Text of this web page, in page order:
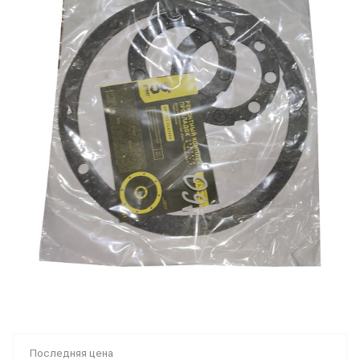
Последняя цена